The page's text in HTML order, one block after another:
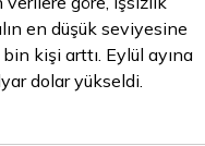
en düşük seviyesine
kişi arttı. Eylül ayına
dolaryükseldi.